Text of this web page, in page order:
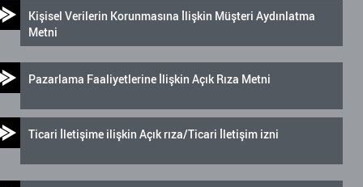
Kişisel Verilerin Korunmasına İlişkin Müşteri Aydınlatma
Metni
Pazarlama Faaliyetlerine İlişkin Açık Rıza Metni
Ticari İletişime ilişkin Açık rıza/Ticari İletişim izni